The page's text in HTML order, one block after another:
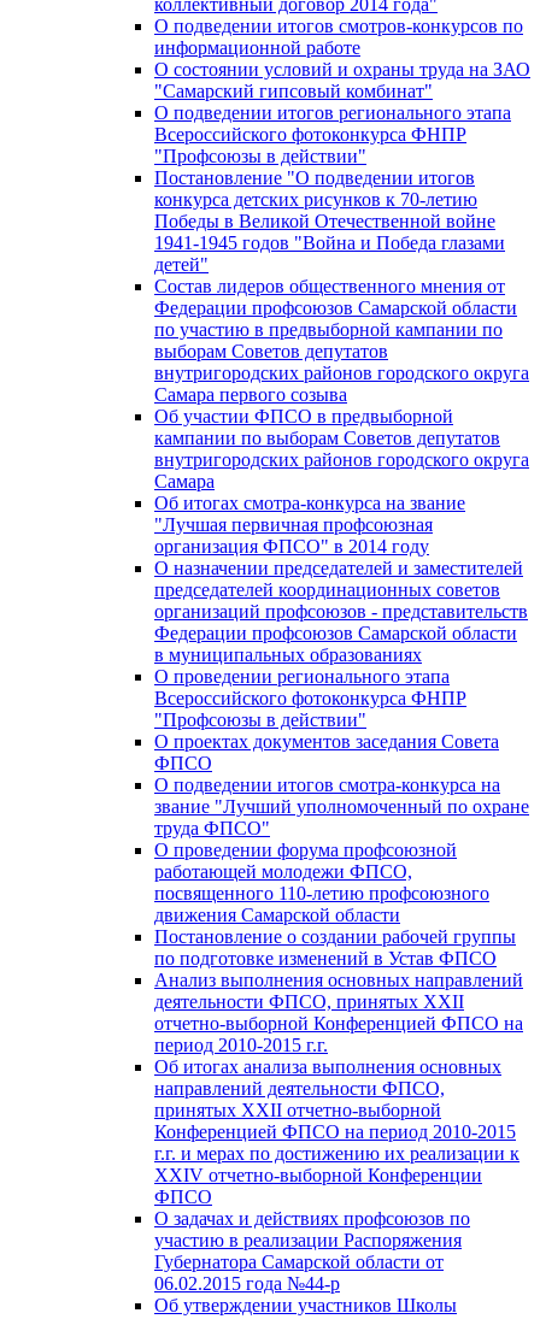
О подведении итогов смотров-конкурсов по
информационной работе
О состоянии условий и охраны труда на ЗАО
"Самарский гипсовый комбинат"
О подведении итогов регионального этапа
Всероссийского фотоконкурса ФНПР
"Профсоюзы в действии"
Постановление "О подведении итогов
конкурса детских рисунков к 70-летию
Победы в Великой Отечественной войне
1941-1945 годов "Война и Победа глазами
детей"
Состав лидеров общественного мнения от
Федерации профсоюзов Самарской области
по участию в предвыборной кампании по
выборам Советов депутатов
внутригородских районов городского округа
Самара первого созыва
Об участии ФПСО в предвыборной
кампании по выборам Советов депутатов
внутригородских районов городского округа
Самара
Об итогах смотра-конкурса на звание
"Лучшая первичная профсоюзная
организация ФПСО" в 2014 году
О назначении председателей и заместителей
председателей координационных советов
организаций профсоюзов - представительств
Федерации профсоюзов Самарской области
в муниципальных образованиях
О проведении регионального этапа
Всероссийского фотоконкурса ФНПР
"Профсоюзы в действии"
О проектах документов заседания Совета
ФПСО
О подведении итогов смотра-конкурса на
звание "Лучший уполномоченный по охране
труда ФПСО"
О проведении форума профсоюзной
работающей молодежи ФПСО,
посвященного 110-летию профсоюзного
движения Самарской области
Постановление о создании рабочей группы
по подготовке изменений в Устав ФПСО
Анализ выполнения основных направлений
деятельности ФПСО, принятых XXII
отчетно-выборной Конференцией ФПСО на
период 2010-2015 г.г.
Об итогах анализа выполнения основных
направлений деятельности ФПСО,
принятых XXII отчетно-выборной
Конференцией ФПСО на период 2010-2015
г.г. и мерах по достижению их реализации к
XXIV отчетно-выборной Конференции
ФПСО
О задачах и действиях профсоюзов по
участию в реализации Распоряжения
Губернатора Самарской области от
06.02.2015 года №44-р
Об утверждении участников Школы